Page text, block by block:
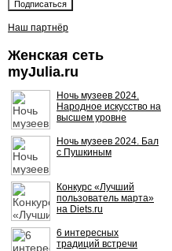
Наш партнёр
Женская сеть
myJulia.ru
Ночь музеев 2024.
Народное искусство на
высшем уровне
Ночь музеев 2024. Бал
с Пушкиным
Конкурс «Лучший
пользователь марта»
на Diets.ru
6 интересных
традиций встречи